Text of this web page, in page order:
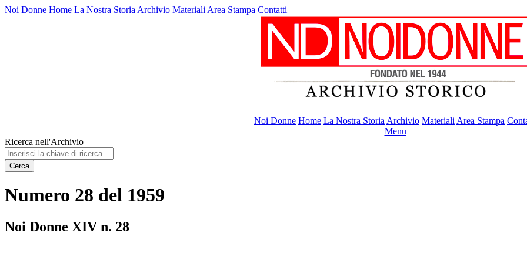
Noi Donne Home La Nostra Storia Archivio Materiali Area Stampa Contatti
Noi Donne Home La Nostra Storia Archivio Materiali Area Stampa
Menu
Ricerca nell'Archivio
Cerca
Numero 28 del 1959
Noi Donne XIV n. 28